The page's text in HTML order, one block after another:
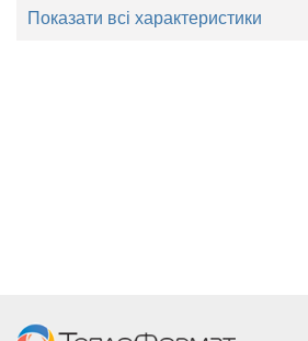
Потужність
Показати всі характеристики